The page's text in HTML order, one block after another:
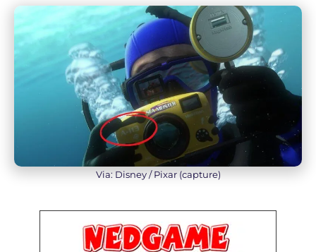
Via: Disney / Pixar (capture)